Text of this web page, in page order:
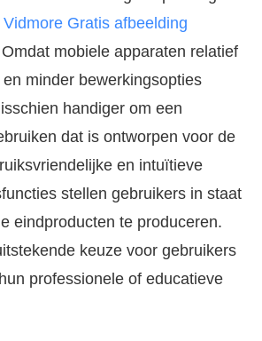
Vidmore Gratis afbeelding
mobiele apparaten relatief
minder bewerkingsopties
handiger om een
dat is ontworpen voor de
en intuïtieve
stellen gebruikers in staat
eindproducten te produceren.
keuze voor gebruikers
professionele of educatieve